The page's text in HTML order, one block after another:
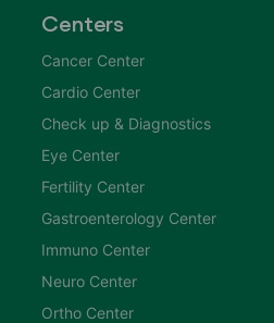
Centers
Cancer Center
Cardio Center
Check up & Diagnostics
Eye Center
Fertility Center
Gastroenterology Center
Immuno Center
Neuro Center
Ortho Center